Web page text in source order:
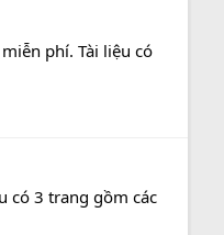
phí. Tài liệu có
có 3 trang gồm các